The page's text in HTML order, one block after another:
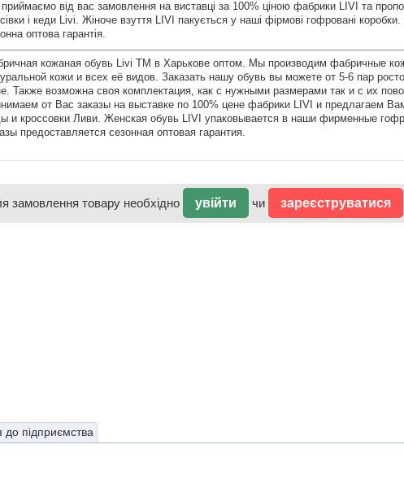
від вас замовлення на виставці за 100% ціною фабрики LIVI та
і кеди Livi. Жіноче взуття LIVI пакується у наші фірмові гофровані
оптова гарантія.
кожаная обувь Livi TM в Харькове оптом. Мы производим фабричные
кожи и всех её видов. Заказать нашу обувь вы можете от 5-6 пар
Также возможна своя комплектация, как с нужными размерами так и с их
от Вас заказы на выставке по 100% цене фабрики LIVI и предлагаем
и кроссовки Ливи. Женская обувь LIVI упаковывается в наши фирменные
предоставляется сезонная оптовая гарантия.
замовлення товару необхідно увійти чи зареєструватися
до підприємства